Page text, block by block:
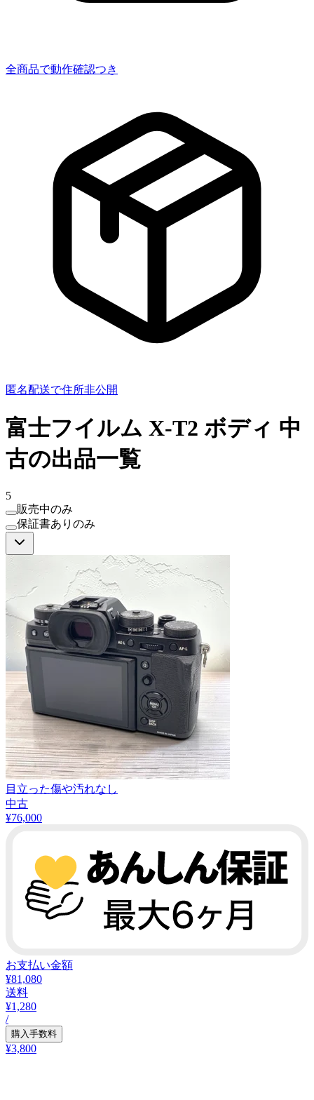
全商品で動作確認つき
匿名配送で住所非公開
富士フイルム X-T2 ボディ 中
古の出品一覧
5
販売中のみ
保証書ありのみ
目立った傷や汚れなし
中古
¥76,000
お支払い金額
¥81,080
送料
¥1,280
/
購入手数料
¥3,800